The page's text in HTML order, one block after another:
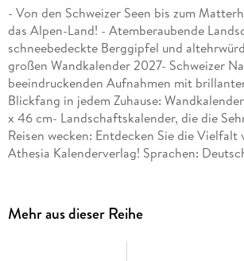
- Von den Schweizer Seen bis zum
das Alpen-Land! - Atemberaubende
schneebedeckte Berggipfel und
großen Wandkalender 2027- Schweizer
beeindruckenden Aufnahmen mit
Blickfang in jedem Zuhause:
x 46 cm- Landschaftskalender, die die
Reisen wecken: Entdecken Sie die Vielfalt
Athesia Kalenderverlag! Sprachen:
Mehr aus dieser Reihe